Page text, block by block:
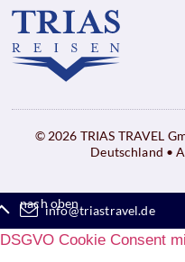
© 2026 TRIAS TRAVEL
Deutschland •
info@triastravel.de
nach oben
DSGVO Cookie Consent